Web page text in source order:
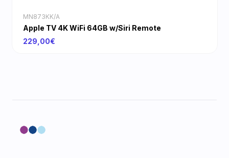
MN873KK/A
Apple TV 4K WiFi 64GB w/Siri Remote
229,00€